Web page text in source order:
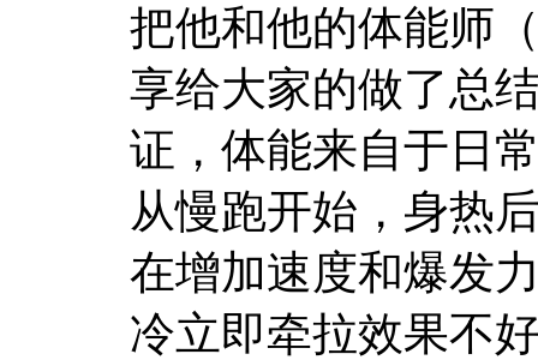
把他和他的体能师
享给大家的做了总
证，体能来自于日
从慢跑开始，身热
在增加速度和爆发
冷立即牵拉效果不